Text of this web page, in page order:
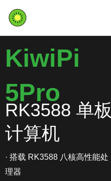
content
KiwiPi
5Pro
RK3588 单板
计算机
· 搭载 RK3588 八核高性能处
理器